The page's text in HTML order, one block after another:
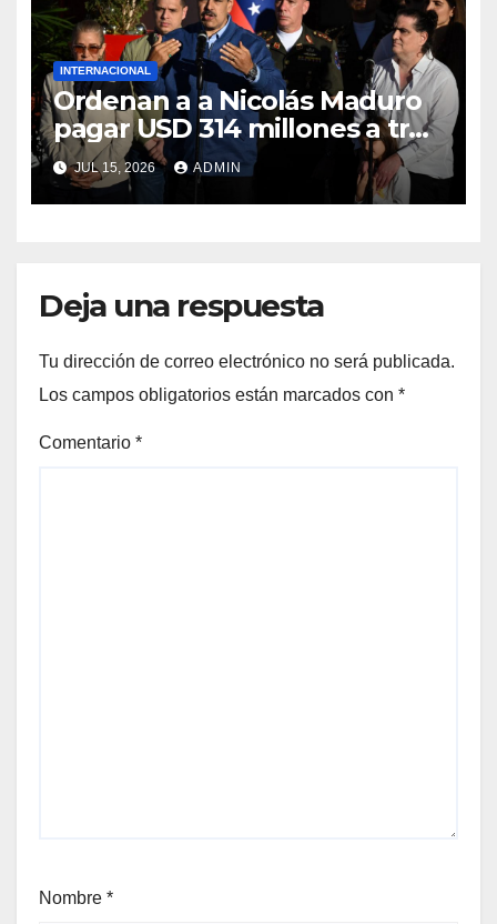
INTERNACIONAL
Ordenan a a Nicolás Maduro
pagar USD 314 millones a tres
estadounidenses por torturas
en Venezuela
JUL 15, 2026 ADMIN
Deja una respuesta
Tu dirección de correo electrónico no será publicada.
Los campos obligatorios están marcados con *
Comentario *
Nombre *